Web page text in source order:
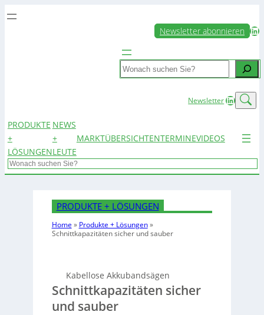
Newsletter abonnieren LinkedIn
Search
NewsletterLinkedIn
PRODUKTE
+
LÖSUNGEN
NEWS
+
LEUTE
MARKTÜBERSICHTENTERMINEVIDEOS
Search
PRODUKTE + LÖSUNGEN
Home » Produkte + Lösungen»
Schnittkapazitäten sicher und sauber
Kabellose Akkubandsägen
Schnittkapazitäten sicher
und sauber